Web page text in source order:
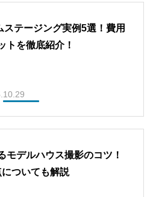
テージング実例5選！費用
トを徹底紹介！
モデルハウス撮影のコツ！
ついても解説